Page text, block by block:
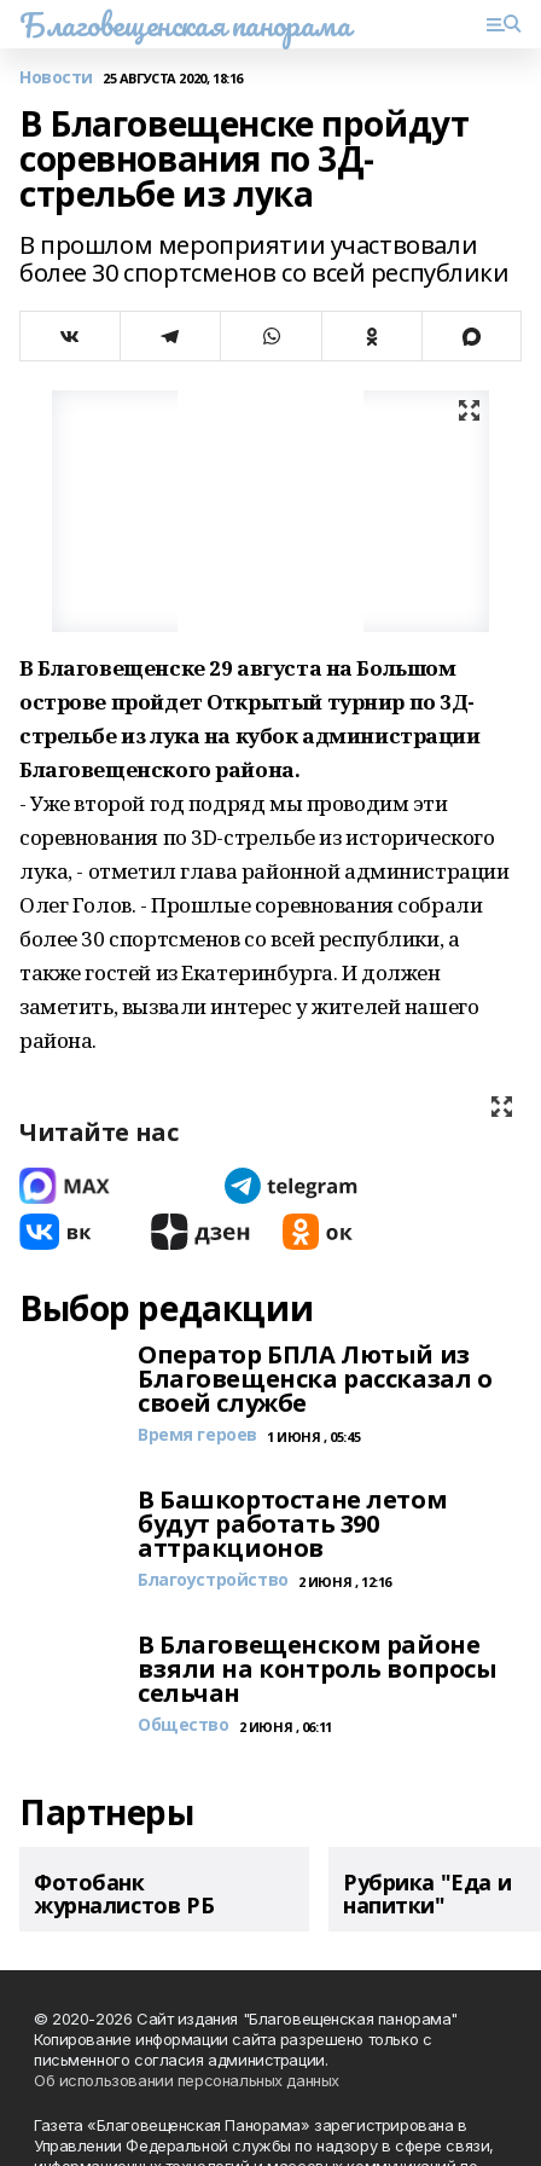
Благовещенская панорама
Новости 25 АВГУСТА 2020, 18:16
В Благовещенске пройдут
соревнования по 3Д-
стрельбе из лука
В прошлом мероприятии участвовали
более 30 спортсменов со всей республики
В Благовещенске 29 августа на Большом
острове пройдет Открытый турнир по 3Д-
стрельбе из лука на кубок администрации
Благовещенского района.
- Уже второй год подряд мы проводим эти
соревнования по 3D-стрельбе из исторического
лука, - отметил глава районной администрации
Олег Голов. - Прошлые соревнования собрали
более 30 спортсменов со всей республики, а
также гостей из Екатеринбурга. И должен
заметить, вызвали интерес у жителей нашего
района.
Читайте нас
Выбор редакции
Оператор БПЛА Лютый из
Благовещенска рассказал о
своей службе
Время героев 1 ИЮНЯ , 05:45
В Башкортостане летом
будут работать 390
аттракционов
Благоустройство 2 ИЮНЯ , 12:16
В Благовещенском районе
взяли на контроль вопросы
сельчан
Общество 2 ИЮНЯ , 06:11
Партнеры
Фотобанк
журналистов РБ
Рубрика "Еда и
напитки"
© 2020-2026 Сайт издания "Благовещенская панорама"
Копирование информации сайта разрешено только с
письменного согласия администрации.
Об использовании персональных данных
Газета «Благовещенская Панорама» зарегистрирована в
Управлении Федеральной службы по надзору в сфере связи,